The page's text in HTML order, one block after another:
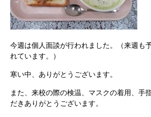
今週は個人面談が行われました。（来週も
れています。）
寒い中、ありがとうございます。
また、来校の際の検温、マスクの着用、手
だきありがとうございます。